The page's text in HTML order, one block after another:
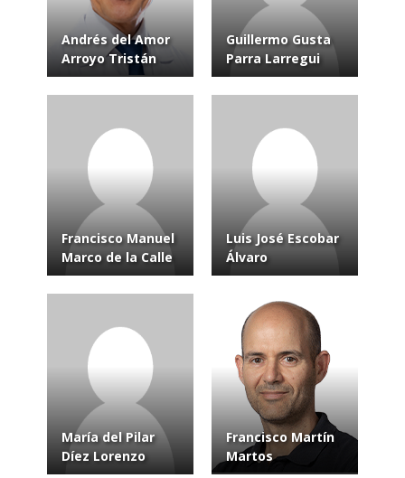
Andrés del Amor
Arroyo Tristán
Guillermo Gusta
Parra Larregui
Francisco Manuel
Marco de la Calle
Luis José Escobar
Álvaro
María del Pilar
Díez Lorenzo
Francisco Martín
Martos